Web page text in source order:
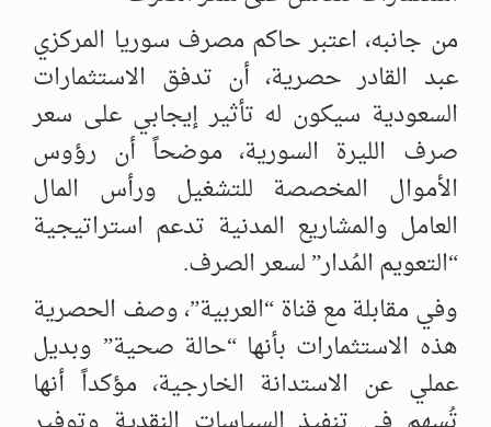
من جانبه، اعتبر حاكم مصرف سوريا المركزي
عبد القادر حصرية، أن تدفق الاستثمارات
السعودية سيكون له تأثير إيجابي على سعر
صرف الليرة السورية، موضحاً أن رؤوس
الأموال المخصصة للتشغيل ورأس المال
العامل والمشاريع المدنية تدعم استراتيجية
“التعويم المُدار” لسعر الصرف.
وفي مقابلة مع قناة “العربية”، وصف الحصرية
هذه الاستثمارات بأنها “حالة صحية” وبديل
عملي عن الاستدانة الخارجية، مؤكداً أنها